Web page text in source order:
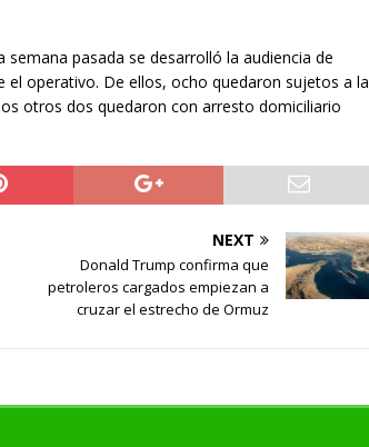
pasada se desarrolló la audiencia de
operativo. De ellos, ocho quedaron sujetos a la
otros dos quedaron con arresto domiciliario
NEXT
Donald Trump confirma que
petroleros cargados empiezan a
cruzar el estrecho de Ormuz